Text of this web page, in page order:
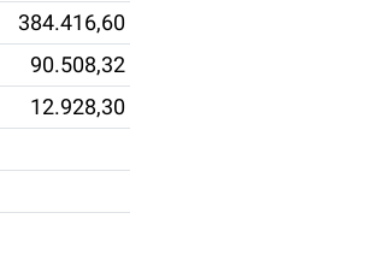
384.416,60
90.508,32
12.928,30